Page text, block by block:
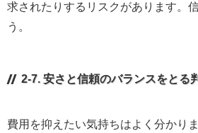
求されたりするリスクがあります。
う。
2-7. 安さと信頼のバランスをとる
費用を抑えたい気持ちはよく分かり